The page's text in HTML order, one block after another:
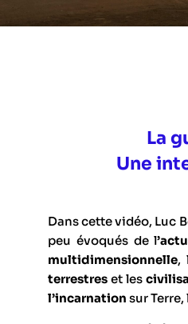
La
Une
Dans cette vidéo, Luc
peu évoqués de l
multidimensionnelle,
terrestres et les
l’incarnation sur